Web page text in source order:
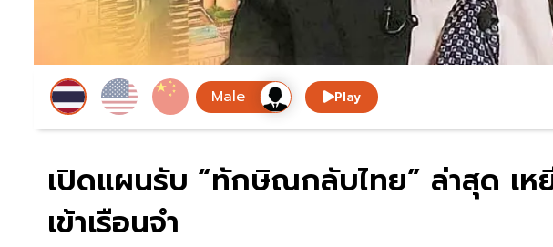
Play
เปิดแผนรับ “ทักษิณกลับไทย” ล่าสุด เ
เข้าเรือนจำ